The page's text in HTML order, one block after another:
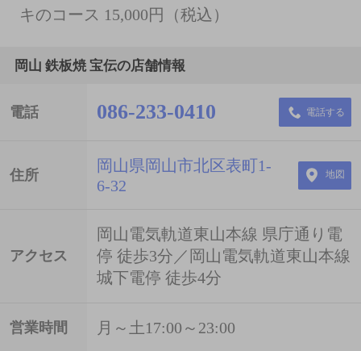
キのコース 15,000円（税込）
岡山 鉄板焼 宝伝の店舗情報
電話 086-233-0410 電話する
住所
岡山県岡山市北区表町1-
6-32
地図
アクセス
岡山電気軌道東山本線 県庁通り電
停 徒歩3分／岡山電気軌道東山本線
城下電停 徒歩4分
営業時間 月～土17:00～23:00